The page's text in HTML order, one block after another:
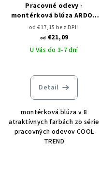
Pracovné odevy -
montérková blúza ARDON
COOL TREND
od €17,15 bez DPH
od €21,09
U Vás do 3-7 dní
Detail
montérková blúza v 8
atraktívnych farbách zo série
pracovných odevov COOL
TREND